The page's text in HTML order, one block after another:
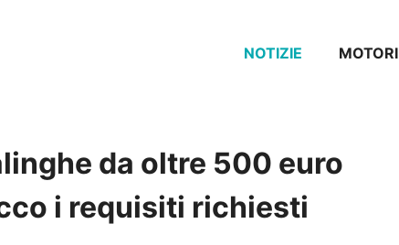
NOTIZIE MOTORI
da oltre 500 euro
i requisiti richiesti